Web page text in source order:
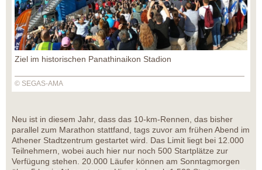
Ziel im historischen Panathinaikon Stadion
© SEGAS-AMA
Neu ist in diesem Jahr, dass das 10-km-Rennen, das bisher
parallel zum Marathon stattfand, tags zuvor am frühen Abend im
Athener Stadtzentrum gestartet wird. Das Limit liegt bei 12.000
Teilnehmern, wobei auch hier nur noch 500 Startplätze zur
Verfügung stehen. 20.000 Läufer können am Sonntagmorgen